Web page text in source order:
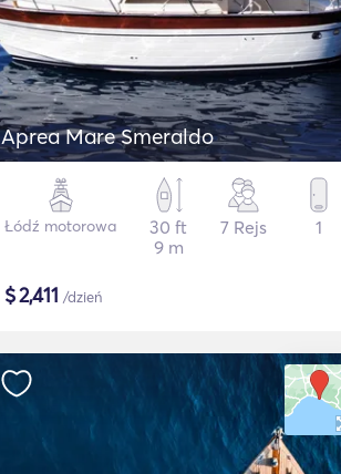
Aprea Mare Smeraldo
Łódź motorowa
30 ft
9 m
7 Rejs 1
$2,411 /dzień